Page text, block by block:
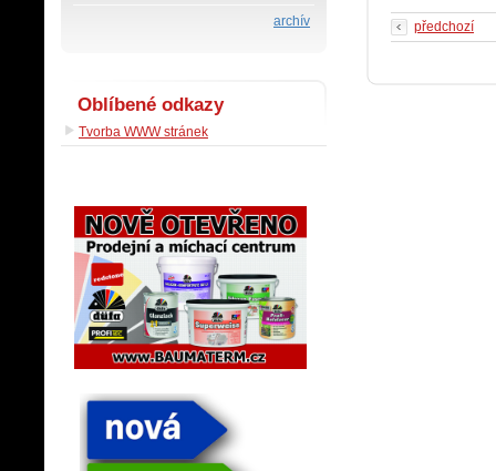
předchozí
archív
Oblíbené odkazy
Tvorba WWW stránek